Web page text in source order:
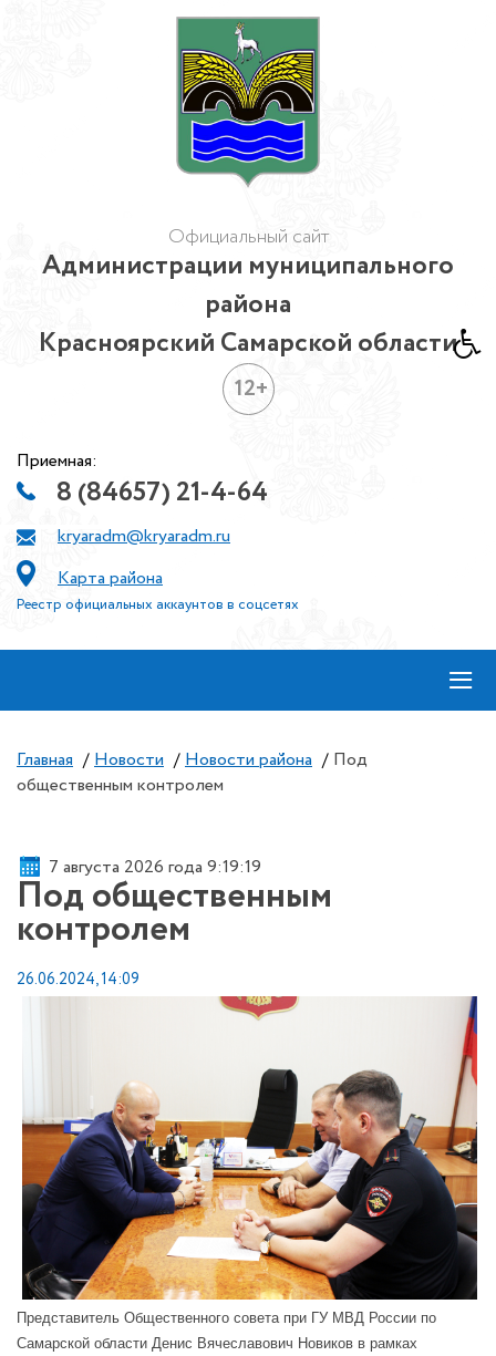
Официальный сайт
Администрации муниципального
района
Красноярский Самарской области
12+
Приемная:
8 (84657) 21-4-64
kryaradm@kryaradm.ru
Карта района
Реестр официальных аккаунтов в соцсетях
≡
Главная / Новости / Новости района / Под
общественным контролем
7 августа 2026 года 9:19:19
Под общественным
контролем
26.06.2024, 14:09
Представитель Общественного совета при ГУ МВД России по
Самарской области Денис Вячеславович Новиков в рамках